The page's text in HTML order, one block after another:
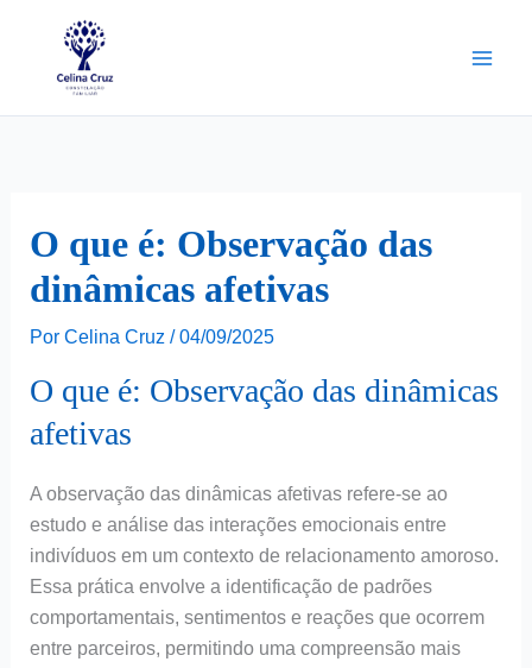
O que é: Observação das
dinâmicas afetivas
Por Celina Cruz / 04/09/2025
O que é: Observação das dinâmicas
afetivas
A observação das dinâmicas afetivas refere-se ao
estudo e análise das interações emocionais entre
indivíduos em um contexto de relacionamento amoroso.
Essa prática envolve a identificação de padrões
comportamentais, sentimentos e reações que ocorrem
entre parceiros, permitindo uma compreensão mais